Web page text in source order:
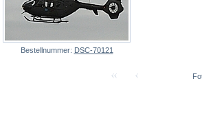
Bestellnummer: DSC-70121